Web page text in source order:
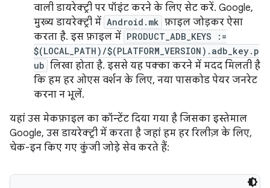
वाली डायरेक्ट्री पर पॉइंट करने के लिए सेट करें. Google,
मुख्य डायरेक्ट्री में Android.mk फ़ाइल जोड़कर ऐसा
करता है. इस फ़ाइल में PRODUCT_ADB_KEYS :=
$(LOCAL_PATH)/$(PLATFORM_VERSION).adb_key.p
ub लिखा होता है. इससे यह पक्का करने में मदद मिलती है
कि हम हर ओएस वर्शन के लिए, नया पासकोड पेयर जनरेट
करना न भूलें.
यहां उस मेकफ़ाइल का कॉन्टेंट दिया गया है जिसका इस्तेमाल
Google, उस डायरेक्ट्री में करता है जहां हम हर रिलीज़ के लिए,
चेक-इन किए गए कुंजी जोड़े सेव करते हैं: